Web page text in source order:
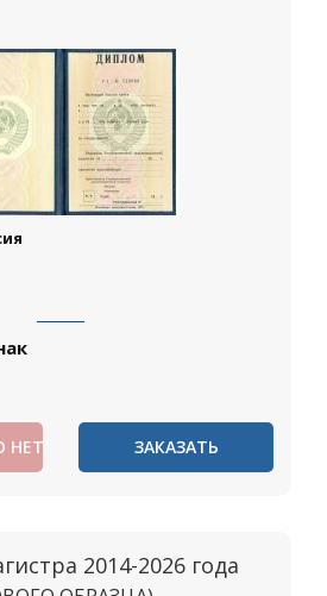
НЕТ ЗАКАЗАТЬ
2014-2026 года